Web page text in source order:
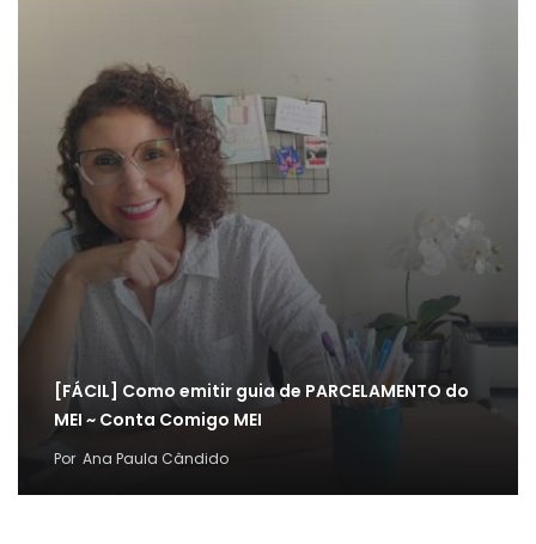
[FÁCIL] Como emitir guia de PARCELAMENTO do
MEI ~ Conta Comigo MEI
Por Ana Paula Cândido